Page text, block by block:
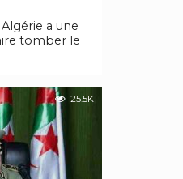
a une
tomber le
25.5K